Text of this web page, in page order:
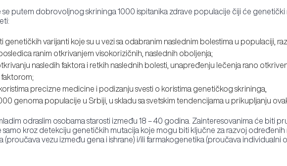
putem dobrovoljnog skrininga 1000 ispitanika zdrave populacije čiji će genetički
genetičkih varijanti koje su u vezi sa odabranim naslednim bolestima u populaciji,
ranim otkrivanjem visokorizičnih, naslednih oboljenja;
nasledih faktora i retkih naslednih bolesti, unapređenju lečenja rano
precizne medicine i podizanju svesti o koristima genetičkog skrininga,
genoma populacije u Srbiji, u skladu sa svetskim tendencijama u prikupljanju
odraslim osobama starosti između 18 – 40 godina. Zainteresovanima će biti
kroz detekciju genetičkih mutacija koje mogu biti ključne za razvoj
vezu između gena i ishrane) i/ili farmakogenetika (proučava individualni